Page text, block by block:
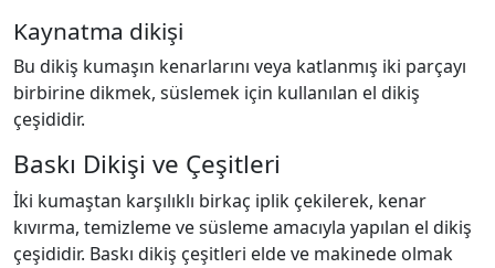
Kaynatma dikişi
Bu dikiş kumaşın kenarlarını veya katlanmış iki parçayı
birbirine dikmek, süslemek için kullanılan el dikiş
çeşididir.
Baskı Dikişi ve Çeşitleri
İki kumaştan karşılıklı birkaç iplik çekilerek, kenar
kıvırma, temizleme ve süsleme amacıyla yapılan el dikiş
çeşididir. Baskı dikiş çeşitleri elde ve makinede olmak